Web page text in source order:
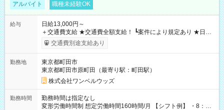
アルバイト 職種未経験OK
給与
日給13,000円～
＋交通費支給 ★交通費全額支給！ ┗案件により規定あり ★日払
いOK！（規定あり） ┗働いたその日に現金GET♪ お仕事後はコ
ンビニATMから 日払い分を引き落とせます！ 【試用期間】試
交通費別途支給あり
勤務地
東京都町田市
東京都町田市原町田（最寄り駅：町田駅）
株式会社ワンベルウッズ
勤務時間
勤務時間は指定なし
変形労働時間制 想定労働時間160時間/月 【シフト例】 ・8：00